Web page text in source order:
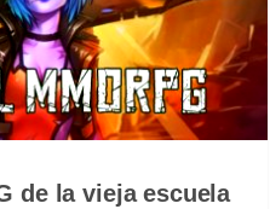
de la vieja escuela